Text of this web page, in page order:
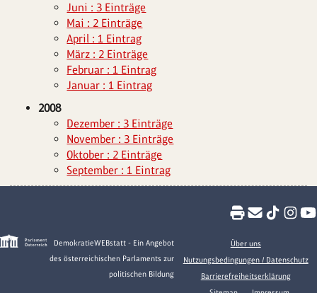
Juni : 3 Einträge
Mai : 2 Einträge
April : 1 Eintrag
März : 2 Einträge
Februar : 1 Eintrag
Januar : 1 Eintrag
2008
Dezember : 3 Einträge
November : 3 Einträge
Oktober : 2 Einträge
September : 1 Eintrag
DemokratieWEBstatt - Ein Angebot
des österreichischen Parlaments zur
politischen Bildung
Über uns
Nutzungsbedingungen / Datenschutz
Barrierefreiheitserklärung